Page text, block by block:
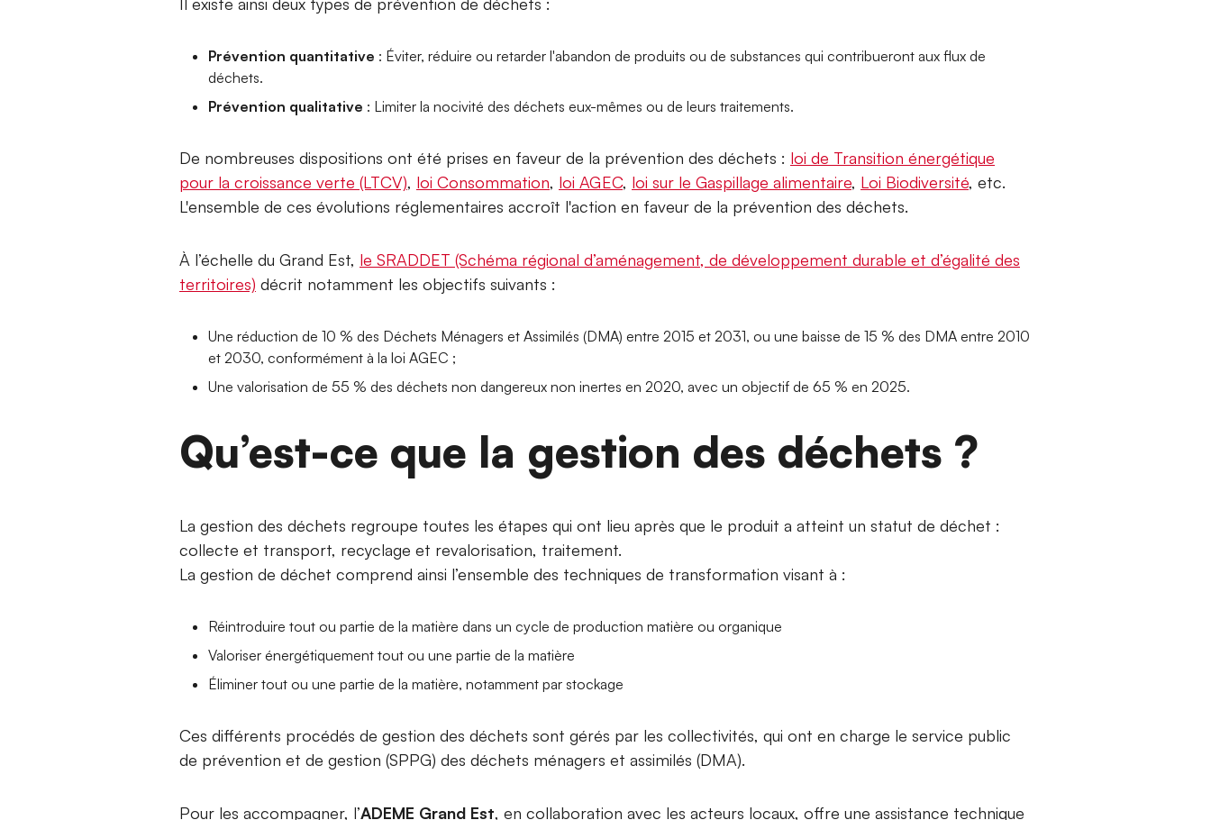
Prévention quantitative : Éviter, réduire ou retarder l'abandon de produits ou de substances qui contribueront aux flux de
déchets.
Prévention qualitative : Limiter la nocivité des déchets eux-mêmes ou de leurs traitements.
De nombreuses dispositions ont été prises en faveur de la prévention des déchets : loi de Transition énergétique
pour la croissance verte (LTCV), loi Consommation, loi AGEC, loi sur le Gaspillage alimentaire, Loi Biodiversité, etc.
L'ensemble de ces évolutions réglementaires accroît l'action en faveur de la prévention des déchets.
À l’échelle du Grand Est, le SRADDET (Schéma régional d’aménagement, de développement durable et d’égalité des
territoires) décrit notamment les objectifs suivants :
Une réduction de 10 % des Déchets Ménagers et Assimilés (DMA) entre 2015 et 2031, ou une baisse de 15 % des DMA entre 2010
et 2030, conformément à la loi AGEC ;
Une valorisation de 55 % des déchets non dangereux non inertes en 2020, avec un objectif de 65 % en 2025.
Qu’est-ce que la gestion des déchets ?
La gestion des déchets regroupe toutes les étapes qui ont lieu après que le produit a atteint un statut de déchet :
collecte et transport, recyclage et revalorisation, traitement.
La gestion de déchet comprend ainsi l’ensemble des techniques de transformation visant à :
Réintroduire tout ou partie de la matière dans un cycle de production matière ou organique
Valoriser énergétiquement tout ou une partie de la matière
Éliminer tout ou une partie de la matière, notamment par stockage
Ces différents procédés de gestion des déchets sont gérés par les collectivités, qui ont en charge le service public
de prévention et de gestion (SPPG) des déchets ménagers et assimilés (DMA).
Pour les accompagner, l’ADEME Grand Est, en collaboration avec les acteurs locaux, offre une assistance technique